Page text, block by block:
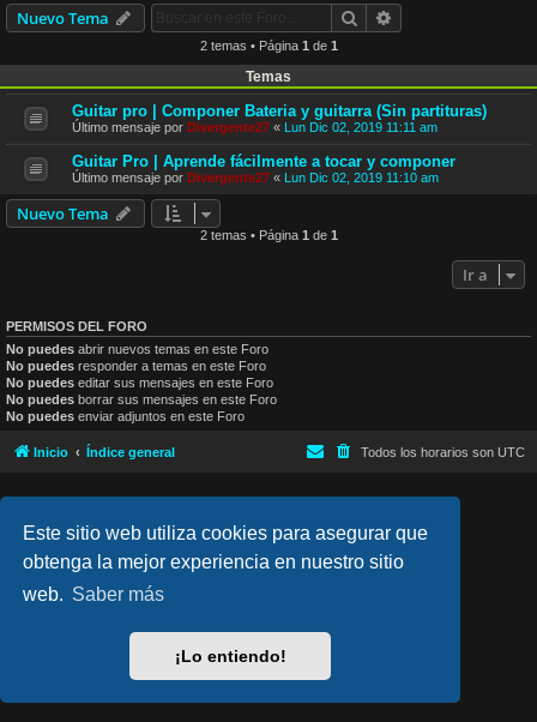
Este sitio web utiliza cookies para asegurar que
obtenga la mejor experiencia en nuestro sitio
web. Saber más
¡Lo entiendo!
Nuevo Tema Buscar
2 temas • Página 1 de 1
Temas
Guitar pro | Componer Bateria y guitarra (Sin partituras)
Último mensaje por Divergente27 « Lun Dic 02, 2019 11:11 am
Guitar Pro | Aprende fácilmente a tocar y componer
Último mensaje por Divergente27 « Lun Dic 02, 2019 11:10 am
Nuevo Tema
2 temas • Página 1 de 1
Ir a
PERMISOS DEL FORO
No puedes abrir nuevos temas en este Foro
No puedes responder a temas en este Foro
No puedes editar sus mensajes en este Foro
No puedes borrar sus mensajes en este Foro
No puedes enviar adjuntos en este Foro
Inicio Índice general Todos los horarios son UTC
Style Version: 1.2.4
® Forum Software © phpBB Limited
Traducción al español por phpBB España